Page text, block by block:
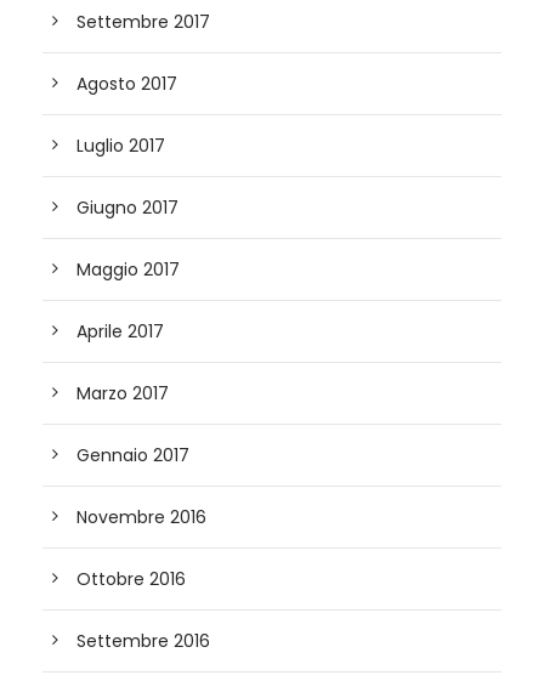
Settembre 2017
Agosto 2017
Luglio 2017
Giugno 2017
Maggio 2017
Aprile 2017
Marzo 2017
Gennaio 2017
Novembre 2016
Ottobre 2016
Settembre 2016